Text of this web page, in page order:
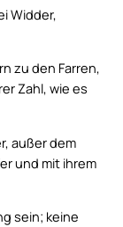
Widder,
zu den Farren,
Zahl, wie es
außer dem
und mit ihrem
sein; keine